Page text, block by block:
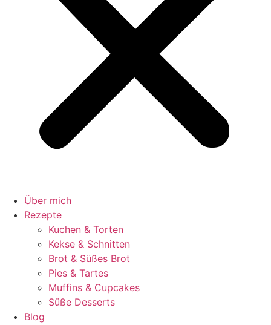
Über mich
Rezepte
Kuchen & Torten
Kekse & Schnitten
Brot & Süßes Brot
Pies & Tartes
Muffins & Cupcakes
Süße Desserts
Blog